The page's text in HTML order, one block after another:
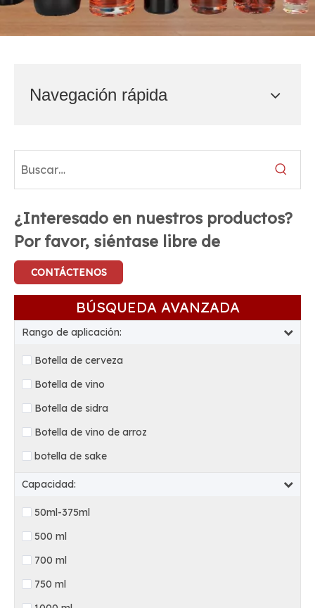
Navegación rápida
¿Interesado en nuestros productos?
Por favor, siéntase libre de
CONTÁCTENOS
BÚSQUEDA AVANZADA
Rango de aplicación:
Botella de cerveza
Botella de vino
Botella de sidra
Botella de vino de arroz
botella de sake
Capacidad:
50ml-375ml
500 ml
700 ml
750 ml